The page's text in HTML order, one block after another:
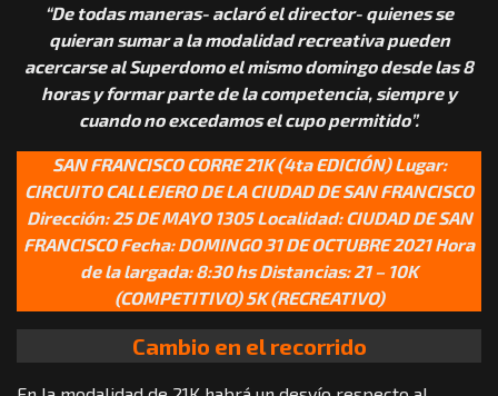
“De todas maneras- aclaró el director- quienes se
quieran sumar a la modalidad recreativa pueden
acercarse al Superdomo el mismo domingo desde las 8
horas y formar parte de la competencia, siempre y
cuando no excedamos el cupo permitido”.
SAN FRANCISCO CORRE 21K (4ta EDICIÓN) Lugar:
CIRCUITO CALLEJERO DE LA CIUDAD DE SAN FRANCISCO
Dirección: 25 DE MAYO 1305 Localidad: CIUDAD DE SAN
FRANCISCO Fecha: DOMINGO 31 DE OCTUBRE 2021 Hora
de la largada: 8:30 hs Distancias: 21 – 10K
(COMPETITIVO) 5K (RECREATIVO)
Cambio en el recorrido